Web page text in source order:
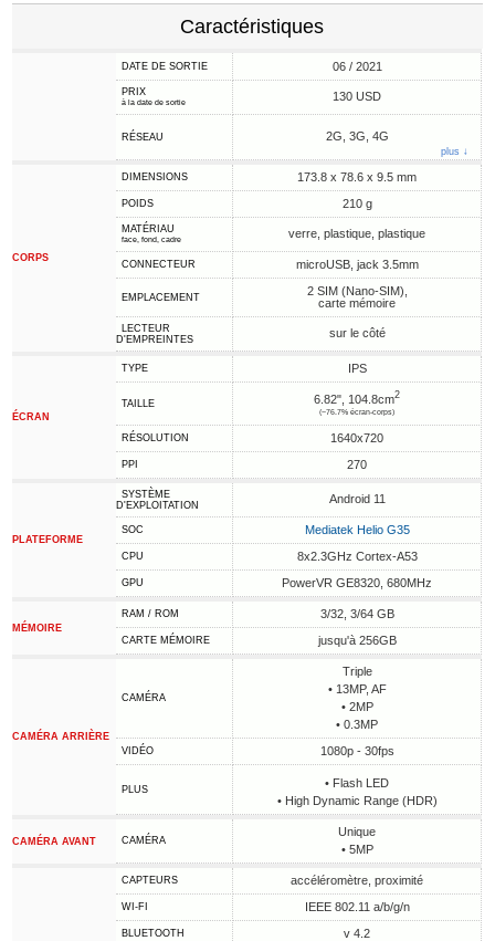
Caractéristiques
DATE DE SORTIE 06 / 2021
PRIX
à la date de sortie 130 USD
RÉSEAU 2G, 3G, 4G
plus ↓
CORPS
DIMENSIONS 173.8 x 78.6 x 9.5 mm
POIDS 210 g
MATÉRIAU
face, fond, cadre verre, plastique, plastique
CONNECTEUR microUSB, jack 3.5mm
EMPLACEMENT
2 SIM (Nano-SIM),
carte mémoire
LECTEUR
D'EMPREINTES
sur le côté
ÉCRAN
TYPE IPS
TAILLE 6.82", 104.8cm2
(~76.7% écran-corps)
RÉSOLUTION 1640x720
PPI 270
PLATEFORME
SYSTÈME
D'EXPLOITATION
Android 11
SOC Mediatek Helio G35
CPU 8x2.3GHz Cortex-A53
GPU PowerVR GE8320, 680MHz
MÉMOIRE
RAM / ROM 3/32, 3/64 GB
CARTE MÉMOIRE jusqu'à 256GB
CAMÉRA ARRIÈRE
CAMÉRA
Triple
• 13MP, AF
• 2MP
• 0.3MP
VIDÉO 1080p - 30fps
PLUS
• Flash LED
• High Dynamic Range (HDR)
CAMÉRA AVANT CAMÉRA
Unique
• 5MP
CAPTEURS accéléromètre, proximité
WI-FI IEEE 802.11 a/b/g/n
BLUETOOTH v 4.2